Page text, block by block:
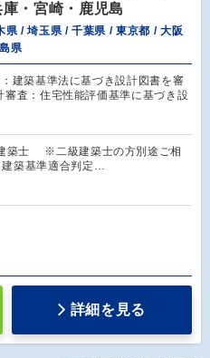
・宮崎・鹿児島
県 / 埼玉県 / 千葉県 / 東京都 / 大阪
県
建築基準法に基づき設計図書を審
査：住宅性能評価基準に基づき設
築士 ※二級建築士の方別途ご相
築基準適合判定…
詳細を見る